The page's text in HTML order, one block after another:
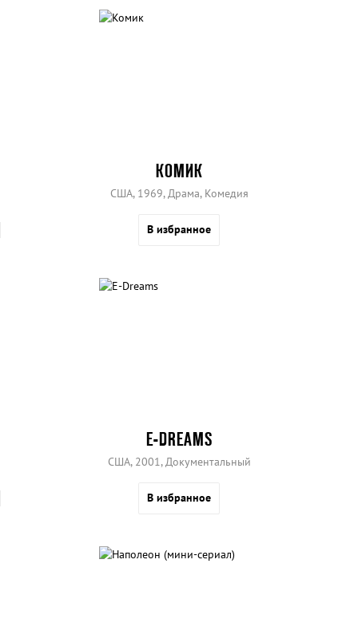
КОМИК
США, 1969, Драма, Комедия
В избранное
E-DREAMS
США, 2001, Документальный
В избранное